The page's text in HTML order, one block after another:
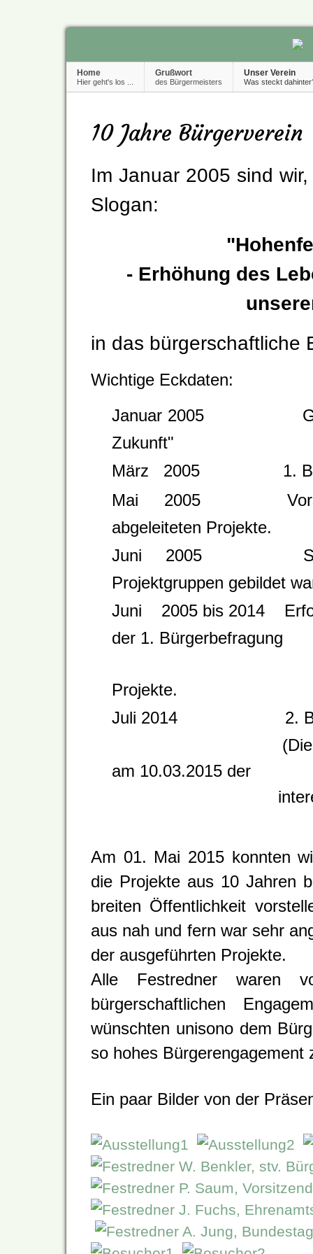
Home
Hier geht's los ...
Grußwort
des Bürgermeisters
Unser Verein
Was steckt
10 Jahre Bürgerverein
Im Januar 2005 sind
Slogan:
- Erhöhung des
in das bürgerschaftliche
Wichtige Eckdaten:
Januar 2005
Zukunft"
März 2005 1.
Mai 2005
abgeleiteten Projekte.
Juni 2005 Start der
Projektgruppen gebildet
Juni 2005 bis 2014
der 1. Bürgerbefragung
Projekte.
Juli 2014 2.
(Die daraus
am 10.03.2015 der
interessierten
Am 01. Mai 2015 konnten
die Projekte aus 10 Jahren
breiten Öffentlichkeit
aus nah und fern war sehr
der ausgeführten Projekte.
Alle Festredner waren
bürgerschaftlichen
wünschten unisono dem
so hohes
Ein paar Bilder von der